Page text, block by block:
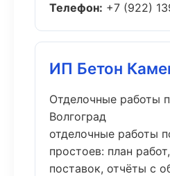
Телефон: +7 (922)
ИП Бетон
Отделочные работы
Волгоград
отделочные работы
простоев: план
поставок, отчёты с